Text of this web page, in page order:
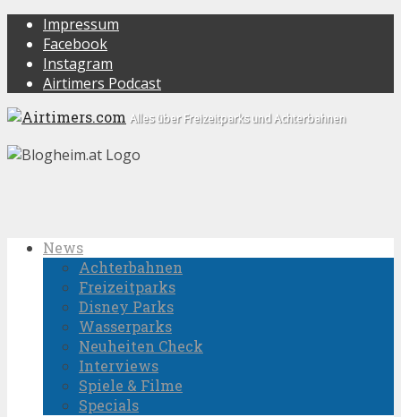
Impressum
Facebook
Instagram
Airtimers Podcast
Alles über Freizeitparks und Achterbahnen
News
Achterbahnen
Freizeitparks
Disney Parks
Wasserparks
Neuheiten Check
Interviews
Spiele & Filme
Specials